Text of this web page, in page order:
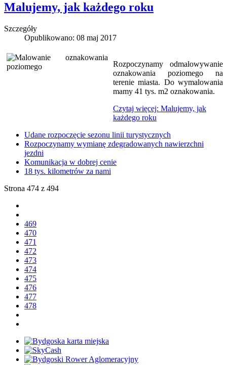
Malujemy, jak każdego roku
Szczegóły
Opublikowano: 08 maj 2017
Rozpoczynamy odmalowywanie
oznakowania poziomego na
terenie miasta. Do wymalowania
mamy 41 tys. m2 oznakowania.
Czytaj więcej: Malujemy, jak
każdego roku
Udane rozpoczęcie sezonu linii turystycznych
Rozpoczynamy wymianę zdegradowanych nawierzchni
jezdni
Komunikacja w dobrej cenie
18 tys. kilometrów za nami
Strona 474 z 494
469
470
471
472
473
474
475
476
477
478